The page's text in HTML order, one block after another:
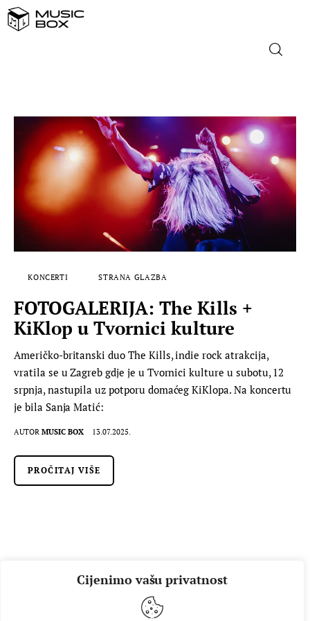
Cijenimo vašu privatnost
DOMAĆA GLAZBA
STRANA GLAZBA
FILM
MUSIC BOX
KONCERTI STRANA GLAZBA
FOTOGALERIJA: The Kills +
KiKlop u Tvornici kulture
Američko-britanski duo The Kills, indie rock atrakcija,
vratila se u Zagreb gdje je u Tvornici kulture u subotu, 12
srpnja, nastupila uz potporu domaćeg KiKlopa. Na koncertu
je bila Sanja Matić:
AUTOR MUSIC BOX 13.07.2025.
PROČITAJ VIŠE